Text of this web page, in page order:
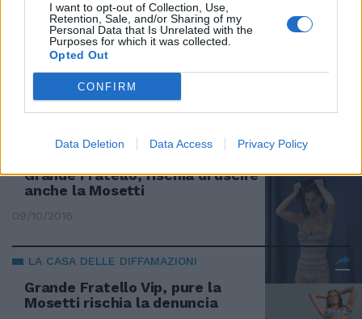
I want to opt-out of Collection, Use,
Retention, Sale, and/or Sharing of my
Personal Data that Is Unrelated with the
Purposes for which it was collected.
Opted Out
CONFIRM
Data Deletion Data Access Privacy Policy
LA CASA PIÙ SPIATA D'ITALIA
Bikini e tuffi, ecco le "Miss Lato
B" del GF Vip
16/10/2016
PAROLE FUORI CONTROLLO
Grande Fratello, rischia di uscire
anche la Mosetti
09/10/2016
LA CASA DELLE DIFFAMAZIONI
Grande Fratello Vip, pure la
Mosetti rischia la denuncia